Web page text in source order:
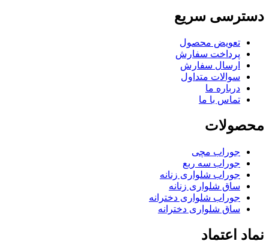
دسترسی سریع
تعویض محصول
پرداخت سفارش
ارسال سفارش
سوالات متداول
درباره ما
تماس با ما
محصولات
جوراب مچی
جوراب سه ربع
جوراب شلواری زنانه
ساق شلواری زنانه
جوراب شلواری دخترانه
ساق شلواری دخترانه
نماد اعتماد